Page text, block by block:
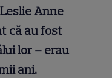
Anne
că au fost
lor – erau
ani.